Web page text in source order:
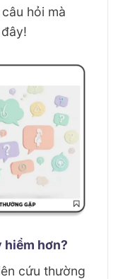
hỏi mà
hiểm hơn?
cứu thường